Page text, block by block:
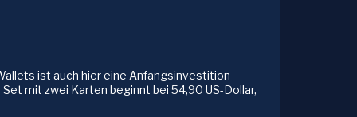
ist auch hier eine Anfangsinvestition
mit zwei Karten beginnt bei 54,90 US-Dollar,